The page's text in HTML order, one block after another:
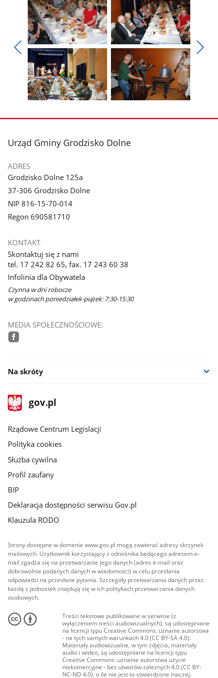
Pokaż
poprzednie
zdjęcia
Pokaż
zdjęcie
1
z
galerii.
Pokaż
zdjęcie
2
z
galerii.
galerii.
galerii.
stopka
Urząd Gminy Grodzisko Dolne
ADRES
Grodzisko Dolne 125a
37-306 Grodzisko Dolne
NIP 816-15-70-014
Regon 690581710
KONTAKT
Skontaktuj się z nami
tel. 17 242 82 65, fax. 17 243 60 38
Infolinia dla Obywatela
Czynna w dni robocze
w godzinach poniedziałek-piątek: 7:30-15:30
MEDIA SPOŁECZNOŚCIOWE:
Na skróty
stopka
gov.plStrona
gov.pl
Rządowe Centrum Legislacji
Polityka cookies
Służba cywilna
Profil zaufany
BIP
Deklaracja dostępności serwisu Gov.pl
Klauzula RODO
Strony dostępne w domenie www.gov.pl mogą zawierać adresy skrzynek
mailowych. Użytkownik korzystający z odnośnika będącego adresem e-
mail zgadza się na przetwarzanie jego danych (adres e-mail oraz
dobrowolnie podanych danych w wiadomości) w celu przesłania
odpowiedzi na przesłane pytania. Szczegóły przetwarzania danych przez
każdą z jednostek znajdują się w ich politykach przetwarzania danych
osobowych.
Treści tekstowe publikowane w serwisie (z
wyłączeniem treści audiowizualnych), są udostępniane
na licencji typu Creative Commons: uznanie autorstwa
- na tych samych warunkach 4.0 (CC BY-SA 4.0).
Materiały audiowizualne, w tym zdjęcia, materiały
audio i wideo, są udostępniane na licencji typu
Creative Commons: uznanie autorstwa użycie
niekomercyjne - bez utworów zależnych 4.0 (CC BY-
NC-ND 4.0), o ile nie jest to stwierdzone inaczej.